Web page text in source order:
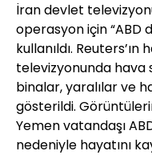
İran devlet
operasyon için “ABD
kullanıldı.
televizyonunda hava
binalar, yaralılar ve
gösterildi.
Yemen vatandaşı
nedeniyle hayatını